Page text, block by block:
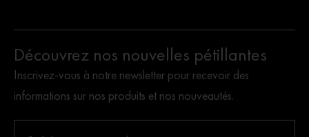
Découvrez nos nouvelles pétillantes
Inscrivez-vous à notre newsletter pour recevoir des
informations sur nos produits et nos nouveautés.